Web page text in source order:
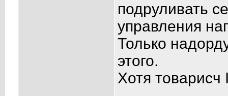
подруливать
управления
Только
этого.
Хотя